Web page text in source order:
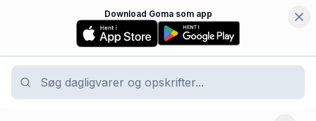
Download Goma som app